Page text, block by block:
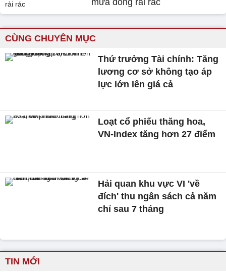
CÙNG CHUYÊN MỤC
Thứ trưởng Tài chính: Tăng
lương cơ sở không tạo áp
lực lớn lên giá cả
Loạt cổ phiếu thăng hoa,
VN-Index tăng hơn 27 điểm
Hải quan khu vực VI 'về
đích' thu ngân sách cả năm
chỉ sau 7 tháng
TIN MỚI